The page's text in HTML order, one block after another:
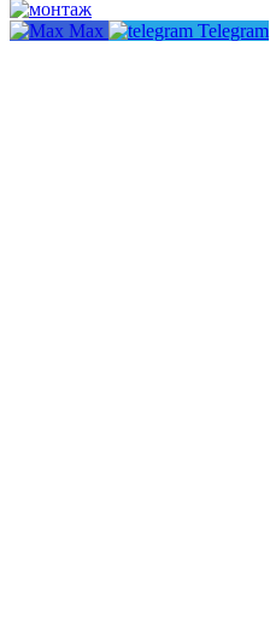
Max Telegram